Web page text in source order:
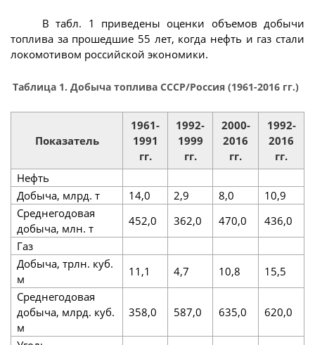
В табл. 1 приведены оценки объемов добычи
топлива за прошедшие 55 лет, когда нефть и газ стали
локомотивом российской экономики.
Таблица 1. Добыча топлива СССР/Россия (1961-2016 гг.)
Показатель
1961-
1991
гг.
1992-
1999
гг.
2000-
2016
гг.
1992-
2016
гг.
Нефть
Добыча, млрд. т
14,0 2,9 8,0
10,9
Среднегодовая
добыча, млн. т
452,0 362,0 470,0
436,0
Газ
Добыча, трлн. куб.
м
11,1 4,7 10,8
15,5
Среднегодовая
добыча, млрд. куб.
м
358,0 587,0 635,0 620,0